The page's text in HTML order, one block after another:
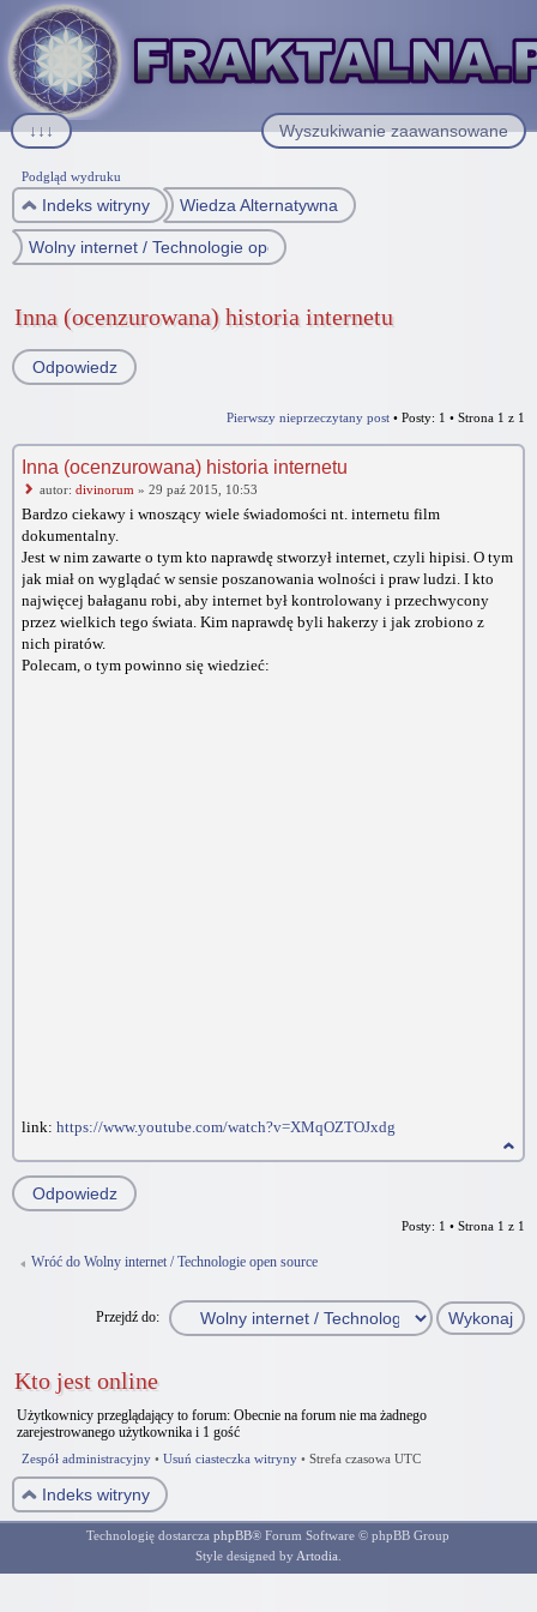
Wyszukiwanie zaawansowane
↓↓↓
Podgląd wydruku
Indeks witryny Wiedza Alternatywna
Wolny internet / Technologie open source
Inna (ocenzurowana) historia internetu
Odpowiedz
Pierwszy nieprzeczytany post • Posty: 1 • Strona 1 z 1
Inna (ocenzurowana) historia internetu
autor: divinorum » 29 paź 2015, 10:53
Bardzo ciekawy i wnoszący wiele świadomości nt. internetu film
dokumentalny.
Jest w nim zawarte o tym kto naprawdę stworzył internet, czyli hipisi. O tym
jak miał on wyglądać w sensie poszanowania wolności i praw ludzi. I kto
najwięcej bałaganu robi, aby internet był kontrolowany i przechwycony
przez wielkich tego świata. Kim naprawdę byli hakerzy i jak zrobiono z
nich piratów.
Polecam, o tym powinno się wiedzieć:
link: https://www.youtube.com/watch?v=XMqOZTOJxdg
Odpowiedz
Posty: 1 • Strona 1 z 1
Wróć do Wolny internet / Technologie open source
Przejdź do:
Kto jest online
Użytkownicy przeglądający to forum: Obecnie na forum nie ma żadnego
zarejestrowanego użytkownika i 1 gość
Zespół administracyjny • Usuń ciasteczka witryny • Strefa czasowa UTC
Indeks witryny
Technologię dostarczaphpBB® Forum Software © phpBB Group
Style designed by Artodia